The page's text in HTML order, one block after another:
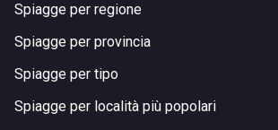
Spiagge per regione
Spiagge per provincia
Spiagge per tipo
Spiagge per località più popolari